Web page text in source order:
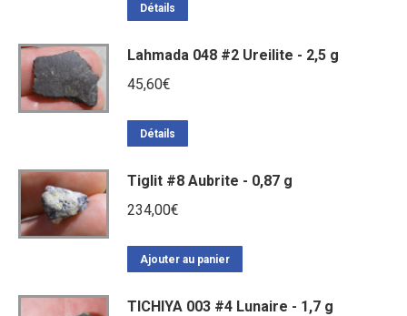
Détails
Lahmada 048 #2 Ureilite - 2,5 g
45,60€
Détails
Tiglit #8 Aubrite - 0,87 g
234,00€
Ajouter au panier
TICHIYA 003 #4 Lunaire - 1,7 g